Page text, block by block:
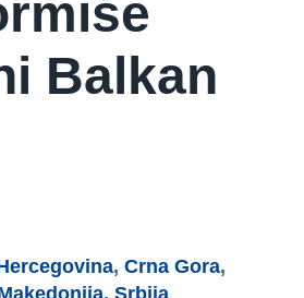
Balkan
, Crna Gora,
, Srbija